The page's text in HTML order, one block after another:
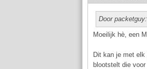
Door packetguy:
Moeilijk hè, een
Dit kan je met
blootstelt die